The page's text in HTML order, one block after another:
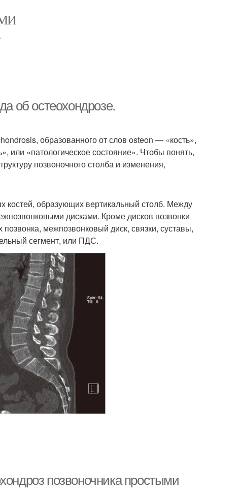
об остеохондрозе.
образованного от слов osteon — «кость»,
«патологическое состояние». Чтобы понять,
позвоночного столба и изменения,
костей, образующих вертикальный столб. Между
дисками. Кроме дисков позвонки
межпозвонковый диск, связки, суставы,
сегмент, или ПДС.
позвоночника простыми